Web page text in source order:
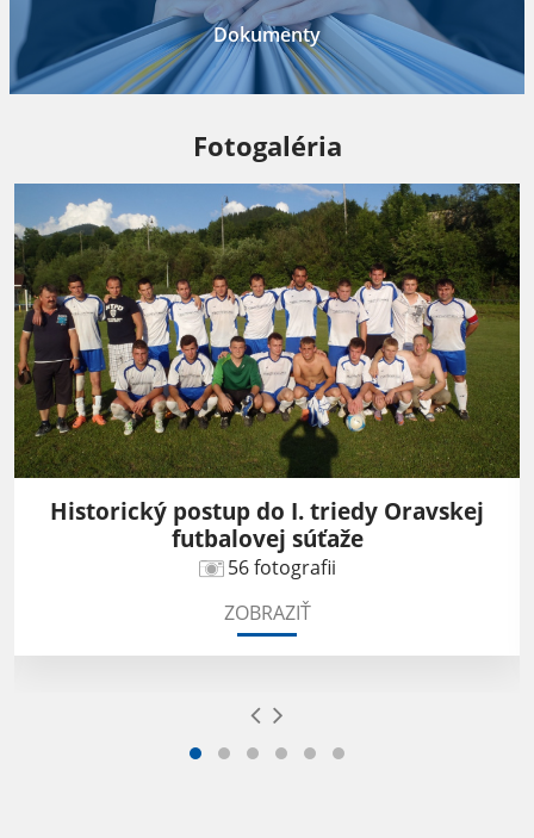
Dokumenty
Fotogaléria
Historický postup do I. triedy Oravskej
futbalovej súťaže
56 fotografii
ZOBRAZIŤ